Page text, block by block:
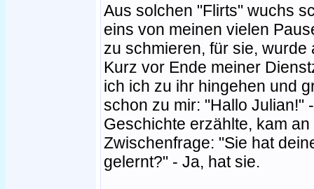
Aus solchen "Flirts" wuchs
eins von meinen vielen
zu schmieren, für sie,
Kurz vor Ende meiner
ich ich zu ihr hingehen und
schon zu mir: "Hallo Julian!"
Geschichte erzählte, kam
Zwischenfrage: "Sie hat
gelernt?" - Ja, hat sie.